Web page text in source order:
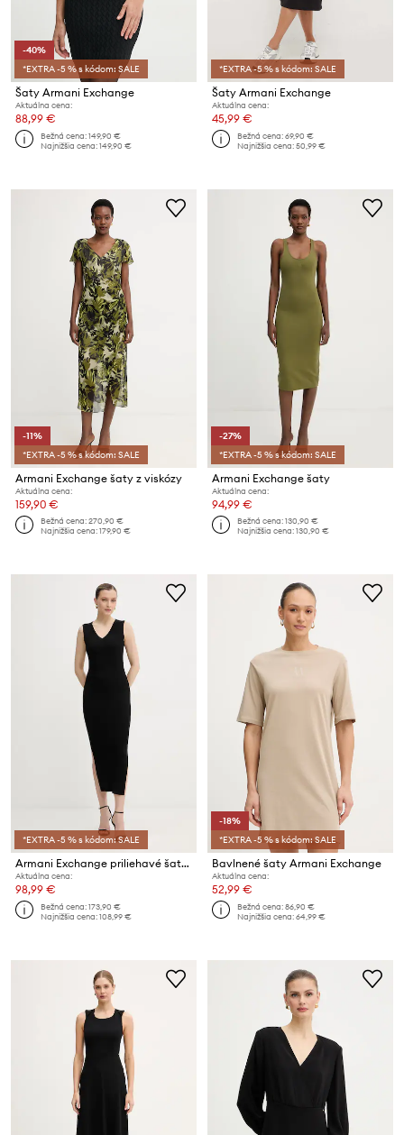
-40%
*EXTRA -5 % s kódom: SALE
Šaty Armani Exchange
Aktuálna cena:
88,99 €
Bežná cena:149,90 €
Najnižšia cena:149,90 €
*EXTRA -5 % s kódom: SALE
Šaty Armani Exchange
Aktuálna cena:
45,99 €
Bežná cena:69,90 €
Najnižšia cena:50,99 €
-11%
*EXTRA -5 % s kódom: SALE
Armani Exchange šaty z viskózy
Aktuálna cena:
159,90 €
Bežná cena:270,90 €
Najnižšia cena:179,90 €
-27%
*EXTRA -5 % s kódom: SALE
Armani Exchange šaty
Aktuálna cena:
94,99 €
Bežná cena:130,90 €
Najnižšia cena:130,90 €
*EXTRA -5 % s kódom: SALE
Armani Exchange priliehavé šaty z viskózy
Aktuálna cena:
98,99 €
Bežná cena:173,90 €
Najnižšia cena:108,99 €
-18%
*EXTRA -5 % s kódom: SALE
Bavlnené šaty Armani Exchange
Aktuálna cena:
52,99 €
Bežná cena:86,90 €
Najnižšia cena:64,99 €